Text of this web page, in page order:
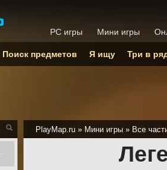
PlayMap.ru » Мини игры » Все
PC игры Мини игры
Поиск предметов Я ищу Три в